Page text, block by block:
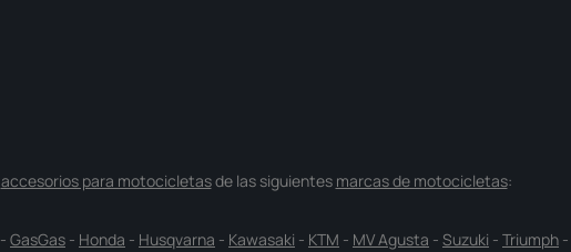
accesorios para motocicletasde las siguientes marcas de motocicletas:
- GasGas - Honda - Husqvarna - Kawasaki - KTM - MV Agusta - Suzuki - Triumph -